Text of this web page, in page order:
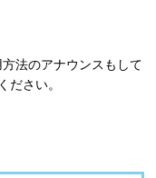
方法のアナウンスもして
ださい。